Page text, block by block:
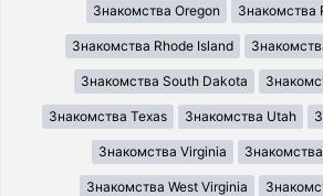
Знакомства Oregon Знакомства
Знакомства Rhode Island
Знакомства South Dakota
Знакомства Texas Знакомства Utah
Знакомства Virginia
Знакомства West Virginia